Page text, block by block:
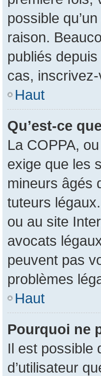
possible
raison.
publiés
cas,
Haut
Qu’est-ce
La COPPA,
exige que les
mineurs âgés
tuteurs
ou au site
avocats
peuvent pas
problèmes
Haut
Pourquoi ne
Il est possible
d’utilisateur